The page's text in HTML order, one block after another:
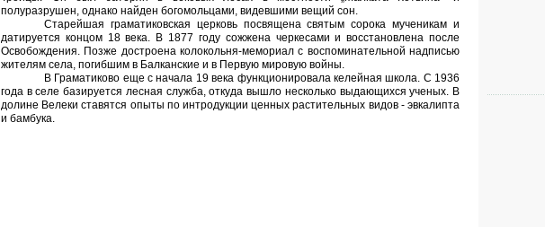
полуразрушен, однако найден богомольцами, видевшими вещий сон.
Старейшая граматиковская церковь посвящена святым сорока мученикам и
датируется концом 18 века. В 1877 году сожжена черкесами и восстановлена после
Освобождения. Позже достроена колокольня-мемориал с воспоминательной надписью
жителям села, погибшим в Балканские и в Первую мировую войны.
В Граматиково еще с начала 19 века функционировала келейная школа. С 1936
года в селе базируется лесная служба, откуда вышло несколько выдающихся ученых. В
долине Велеки ставятся опыты по интродукции ценных растительных видов - эвкалипта
и бамбука.